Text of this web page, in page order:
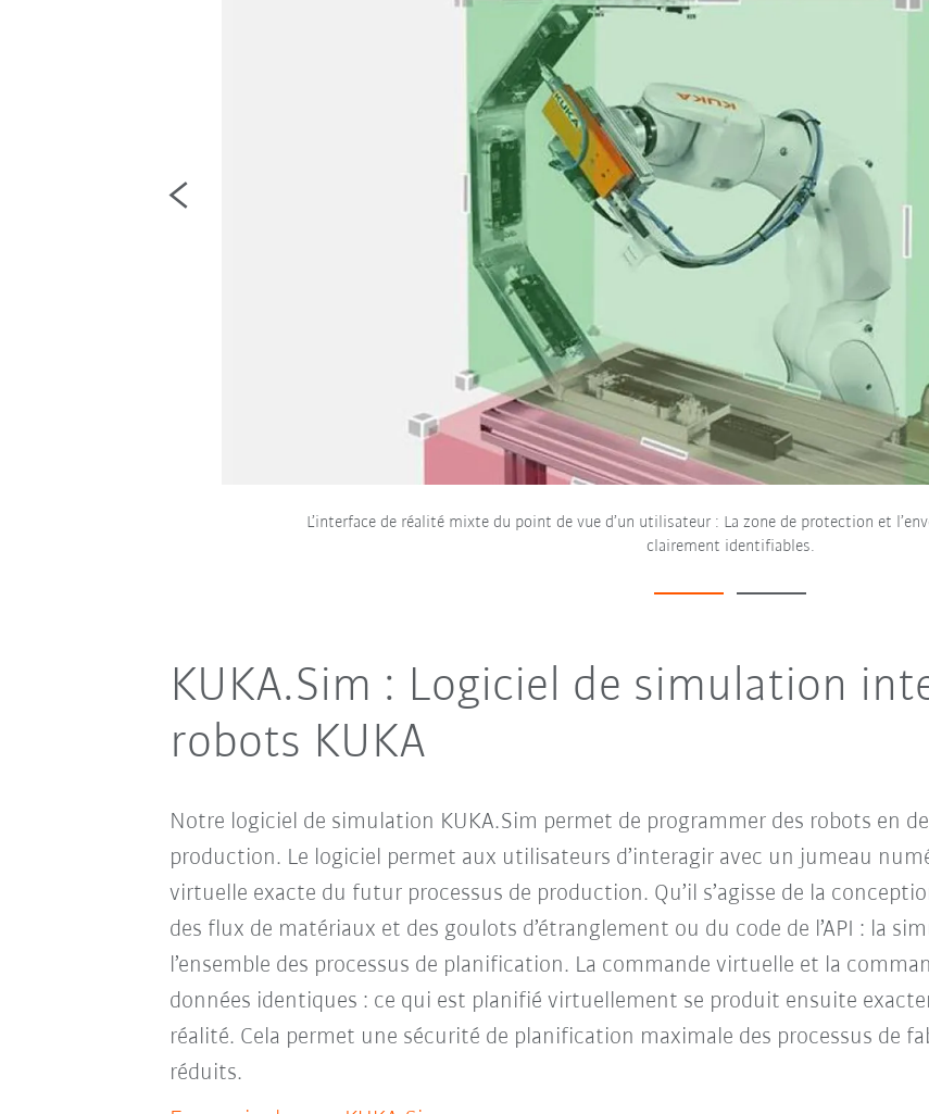
L’interface de réalité mixte du point de vue d’un utilisateur : La zone de protection et
clairement identifiables.
KUKA.Sim : Logiciel de simulation
robots KUKA
Notre logiciel de simulation KUKA.Sim permet de programmer des robots en
production. Le logiciel permet aux utilisateurs d’interagir avec un jumeau
virtuelle exacte du futur processus de production. Qu’il s’agisse de la
des flux de matériaux et des goulots d’étranglement ou du code de l’API : la
l’ensemble des processus de planification. La commande virtuelle et la
données identiques : ce qui est planifié virtuellement se produit ensuite
réalité. Cela permet une sécurité de planification maximale des processus de
réduits.